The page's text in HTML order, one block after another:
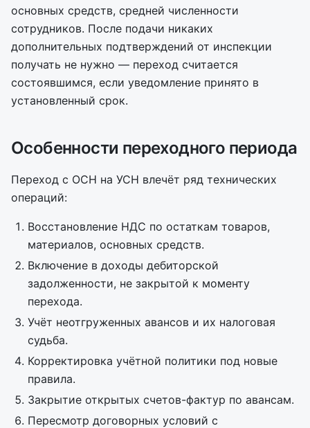
основных средств, средней численности
сотрудников. После подачи никаких
дополнительных подтверждений от инспекции
получать не нужно — переход считается
состоявшимся, если уведомление принято в
установленный срок.
Особенности переходного периода
Переход с ОСН на УСН влечёт ряд технических
операций:
Восстановление НДС по остаткам товаров,
материалов, основных средств.
Включение в доходы дебиторской
задолженности, не закрытой к моменту
перехода.
Учёт неотгруженных авансов и их налоговая
судьба.
Корректировка учётной политики под новые
правила.
Закрытие открытых счетов-фактур по авансам.
Пересмотр договорных условий с